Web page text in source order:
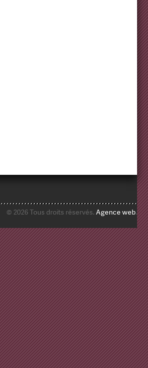
© 2026 Tous droits réservés. Agence web.